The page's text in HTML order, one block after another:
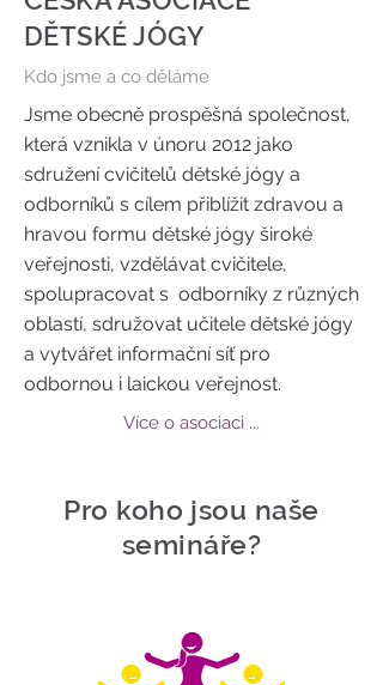
DĚTSKÉ JÓGY
Kdo jsme a co děláme
Jsme obecně prospěšná společnost,
která vznikla v únoru 2012 jako
sdružení cvičitelů dětské jógy a
odborníků s cílem přiblížit zdravou a
hravou formu dětské jógy široké
veřejnosti, vzdělávat cvičitele,
spolupracovat s odborníky z různých
oblastí, sdružovat učitele dětské jógy
a vytvářet informační síť pro
odbornou i laickou veřejnost.
Více o asociaci ...
Pro koho jsou naše
semináře?